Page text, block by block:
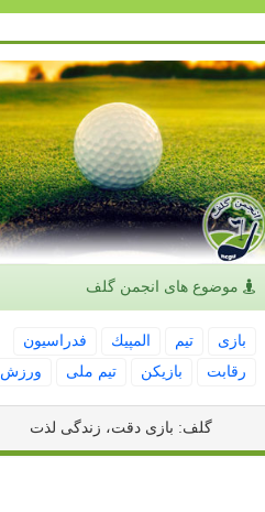
موضوع های انجمن گلف
بازی تیم المپیك
فدراسیون
رقابت
بازیكن تیم ملی ورزش
گلف: بازی دقت، زندگی لذت